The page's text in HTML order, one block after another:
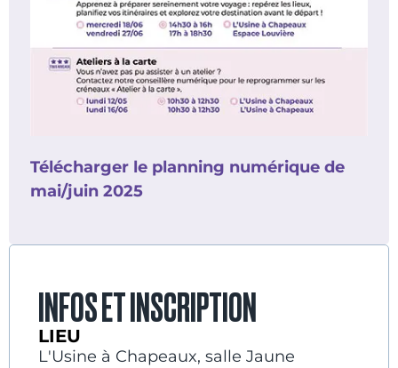
Télécharger le planning numérique de
mai/juin 2025
INFOS ET INSCRIPTION
LIEU
L'Usine à Chapeaux, salle Jaune